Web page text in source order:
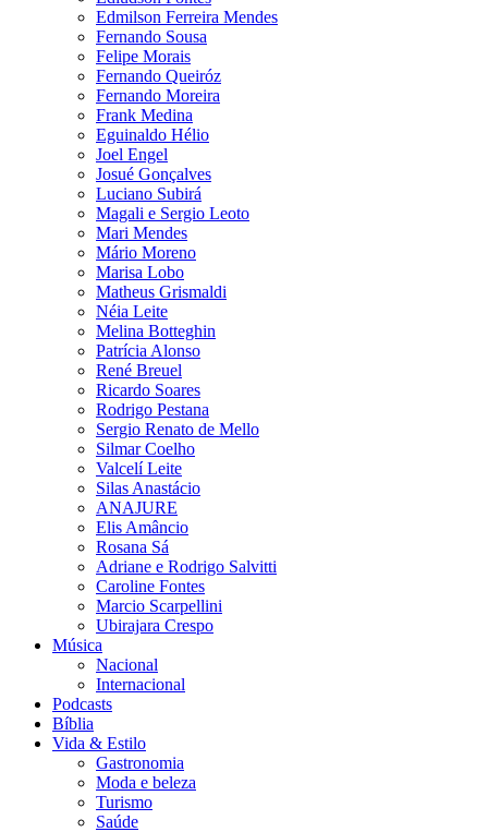
Edmilson Ferreira Mendes
Fernando Sousa
Felipe Morais
Fernando Queiróz
Fernando Moreira
Frank Medina
Eguinaldo Hélio
Joel Engel
Josué Gonçalves
Luciano Subirá
Magali e Sergio Leoto
Mari Mendes
Mário Moreno
Marisa Lobo
Matheus Grismaldi
Néia Leite
Melina Botteghin
Patrícia Alonso
René Breuel
Ricardo Soares
Rodrigo Pestana
Sergio Renato de Mello
Silmar Coelho
Valcelí Leite
Silas Anastácio
ANAJURE
Elis Amâncio
Rosana Sá
Adriane e Rodrigo Salvitti
Caroline Fontes
Marcio Scarpellini
Ubirajara Crespo
Música
Nacional
Internacional
Podcasts
Bíblia
Vida & Estilo
Gastronomia
Moda e beleza
Turismo
Saúde